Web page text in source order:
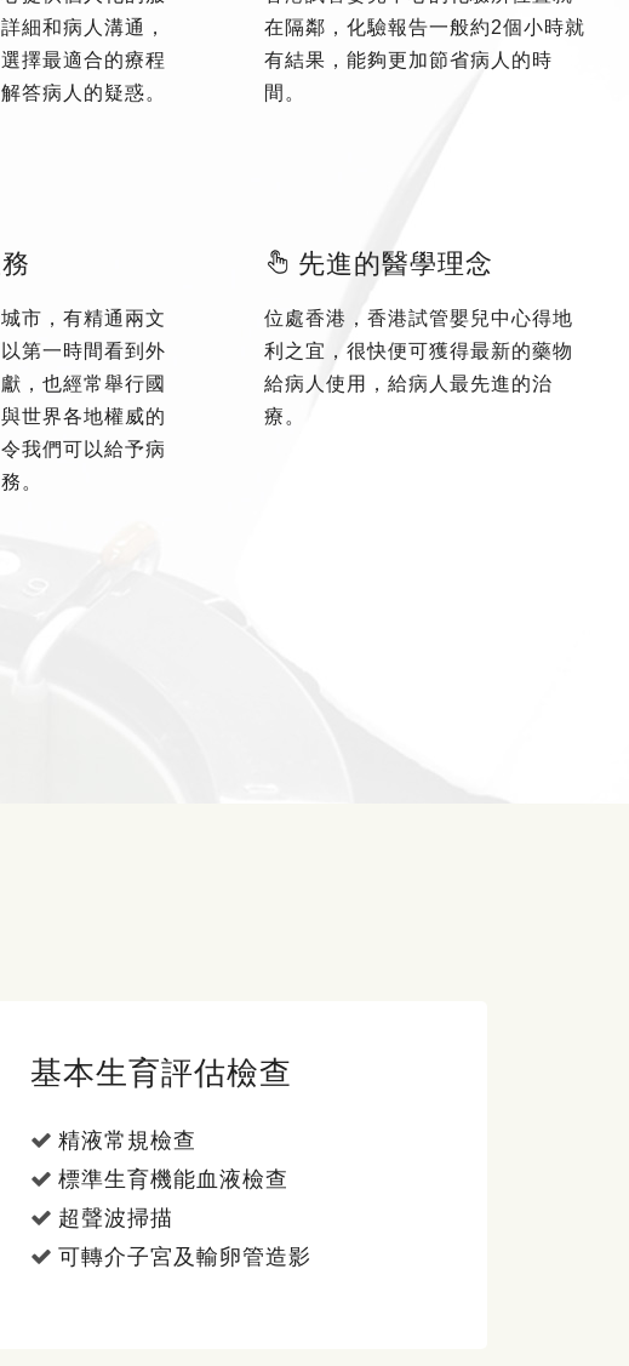
細和病人溝通，
擇最適合的療程
答病人的疑惑。
在隔鄰，化驗報告一般約2個小時就
有結果，能夠更加節省病人的時
間。
市，有精通兩文
第一時間看到外
，也經常舉行國
世界各地權威的
我們可以給予病
。
先進的醫學理念
位處香港，香港試管嬰兒中心得地
利之宜，很快便可獲得最新的藥物
給病人使用，給病人最先進的治
療。
基本生育評估檢查
精液常規檢查
標準生育機能血液檢查
超聲波掃描
可轉介子宮及輸卵管造影